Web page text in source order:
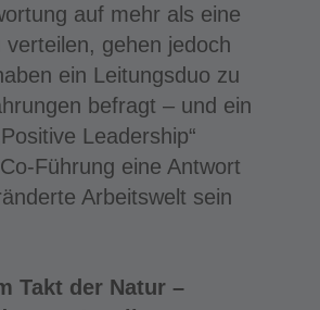
auf mehr als eine
verteilen, gehen jedoch
ein Leitungsduo zu
befragt – und ein
Leadership“
Führung eine Antwort
Arbeitswelt sein
Takt der Natur –